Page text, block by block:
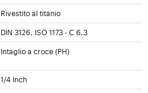
Rivestito al titanio
DIN 3126, ISO 1173 - C 6,3
Intaglio a croce (PH)
1/4 Inch